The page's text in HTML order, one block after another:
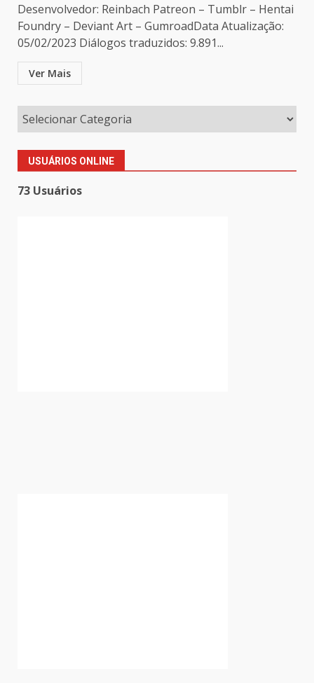
Desenvolvedor: Reinbach Patreon – Tumblr – Hentai
Foundry – Deviant Art – GumroadData Atualização:
05/02/2023 Diálogos traduzidos: 9.891...
Ver Mais
USUÁRIOS ONLINE
73 Usuários